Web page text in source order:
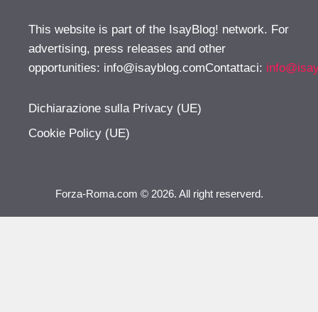
This website is part of the IsayBlog! network. For
advertising, press releases and other
opportunities: info@isayblog.comContattaci:
Dichiarazione sulla Privacy (UE)
Cookie Policy (UE)
Forza-Roma.com © 2026. All right reserverd.